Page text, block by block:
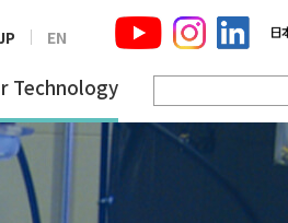
EN
Technology